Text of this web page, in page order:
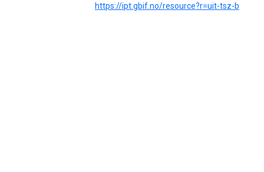
https://ipt.gbif.no/resource?r=uit-tsz-b